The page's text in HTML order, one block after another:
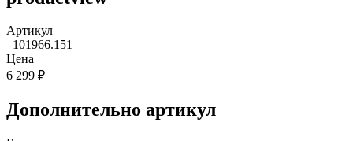
Артикул
_101966.151
Цена
6 299 ₽
Дополнительно артикул